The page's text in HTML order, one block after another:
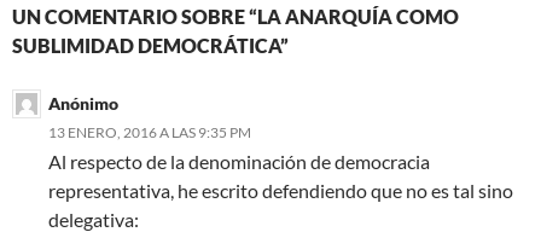
UN COMENTARIO SOBRE “LA ANARQUÍA COMO
SUBLIMIDAD DEMOCRÁTICA”
Anónimo
13 ENERO, 2016 A LAS 9:35 PM
Al respecto de la denominación de democracia
representativa, he escrito defendiendo que no es tal sino
delegativa: